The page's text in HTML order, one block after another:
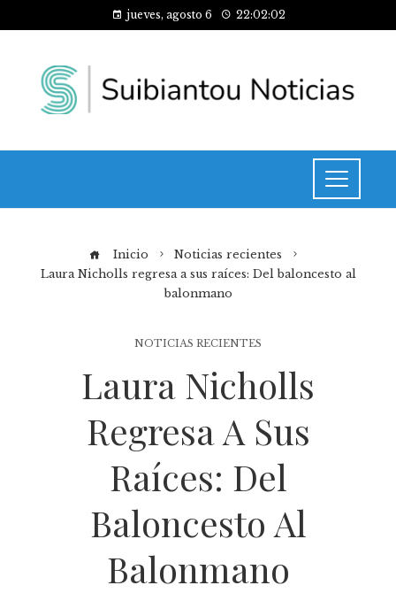
jueves, agosto 6 22:02:02
Inicio
Noticias recientes
Laura Nicholls regresa a sus raíces: Del baloncesto al
balonmano
NOTICIAS RECIENTES
Laura Nicholls
Regresa A Sus
Raíces: Del
Baloncesto Al
Balonmano